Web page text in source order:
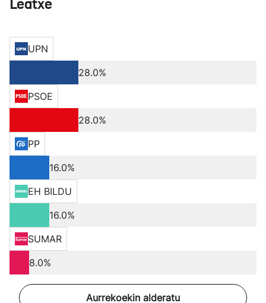
Leatxe
UPN
28.0%
PSOE
28.0%
PP
16.0%
EH BILDU
16.0%
SUMAR
8.0%
Aurrekoekin alderatu